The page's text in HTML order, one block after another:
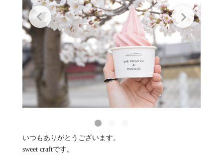
いつもありがとうございます。
sweet craftです。